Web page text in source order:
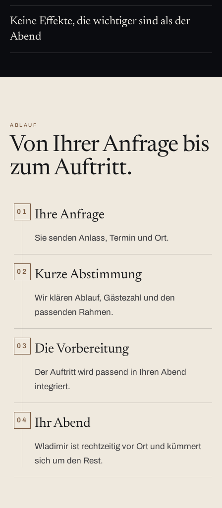
Keine Effekte, die wichtiger sind als der
Abend
ABLAUF
Von Ihrer Anfrage bis
zum Auftritt.
01 Ihre Anfrage
Sie senden Anlass, Termin und Ort.
02 Kurze Abstimmung
Wir klären Ablauf, Gästezahl und den
passenden Rahmen.
03 Die Vorbereitung
Der Auftritt wird passend in Ihren Abend
integriert.
04 Ihr Abend
Wladimir ist rechtzeitig vor Ort und kümmert
sich um den Rest.